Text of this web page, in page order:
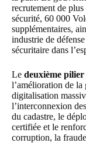
recrutement de
sécurité, 60 000
supplémentaires,
industrie de
sécuritaire dans
Le deuxième pilier
l’amélioration de
digitalisation
l’interconnexion
du cadastre, le
certifiée et le
corruption, la